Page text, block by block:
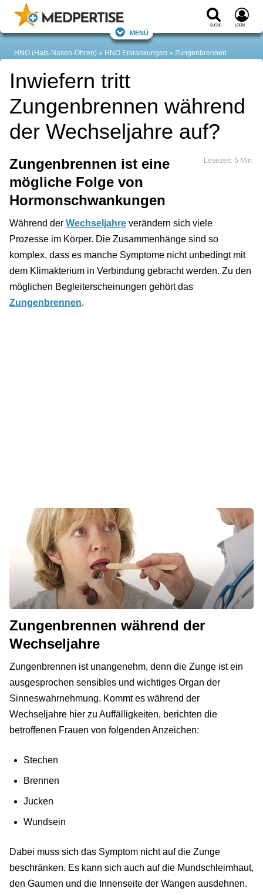
Suche Login
Menü
HNO (Hals-Nasen-Ohren) HNO Erkrankungen Zungenbrennen
Inwiefern tritt
Zungenbrennen während
der Wechseljahre auf?
Lesezeit: 5 Min.
Zungenbrennen ist eine
mögliche Folge von
Hormonschwankungen
Während der Wechseljahre verändern sich viele
Prozesse im Körper. Die Zusammenhänge sind so
komplex, dass es manche Symptome nicht unbedingt mit
dem Klimakterium in Verbindung gebracht werden. Zu den
möglichen Begleiterscheinungen gehört das
Zungenbrennen.
©
Zungenbrennen während der
Wechseljahre
Zungenbrennen ist unangenehm, denn die Zunge ist ein
ausgesprochen sensibles und wichtiges Organ der
Sinneswahrnehmung. Kommt es während der
Wechseljahre hier zu Auffälligkeiten, berichten die
betroffenen Frauen von folgenden Anzeichen:
Stechen
Brennen
Jucken
Wundsein
Dabei muss sich das Symptom nicht auf die Zunge
beschränken. Es kann sich auch auf die Mundschleimhaut,
den Gaumen und die Innenseite der Wangen ausdehnen.